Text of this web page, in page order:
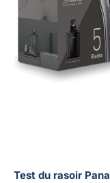
Test du rasoir